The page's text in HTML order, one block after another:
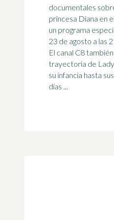
documentales
princesa Diana en
un programa
23 de agosto a las
El canal C8
trayectoria de
su infancia hasta
días ...